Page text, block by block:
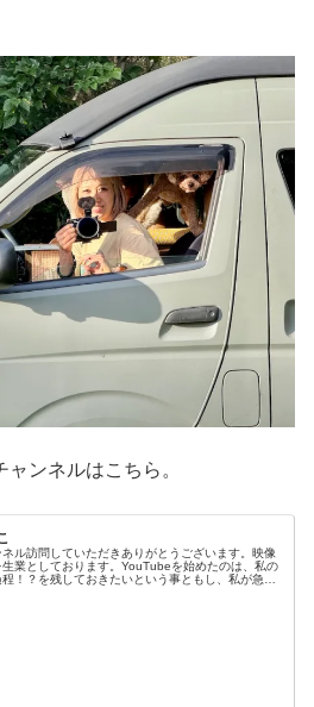
ンネルはこちら。
ネル訪問していただきありがとうございます。映像
生業としております。YouTubeを始めたのは、私の
程！？を残しておきたいという事ともし、私が急に